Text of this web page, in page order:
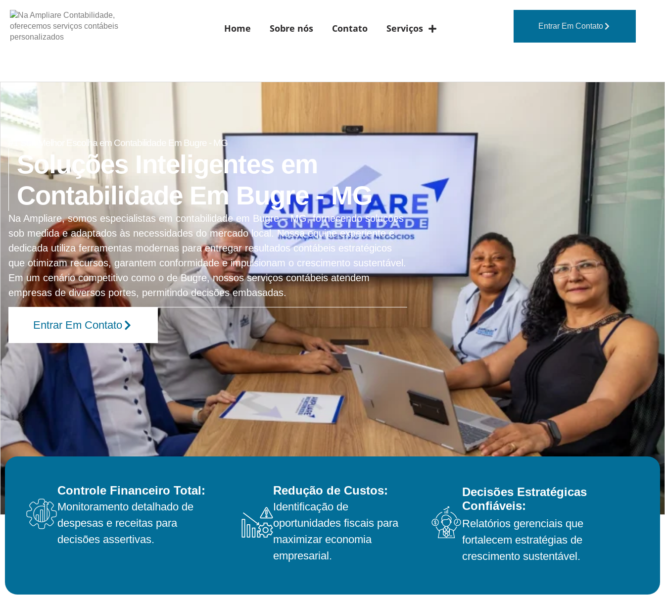
Home Sobre nós Contato Serviços Entrar Em Contato
#1 Sua Melhor Escolha em Contabilidade Em Bugre - MG
Soluções Inteligentes em
Contabilidade Em Bugre - MG
Na Ampliare, somos especialistas em contabilidade em Bugre – MG, fornecendo soluções
sob medida e adaptados às necessidades do mercado local. Nossa equipe experiente e
dedicada utiliza ferramentas modernas para entregar resultados contábeis estratégicos
que otimizam recursos, garantem conformidade e impulsionam o crescimento sustentável.
Em um cenário competitivo como o de Bugre, nossos serviços contábeis atendem
empresas de diversos portes, permitindo decisões embasadas.
Entrar Em Contato
Controle Financeiro Total:
Monitoramento detalhado de
despesas e receitas para
decisões assertivas.
Redução de Custos:
Identificação de
oportunidades fiscais para
maximizar economia
empresarial.
Decisões Estratégicas
Confiáveis:
Relatórios gerenciais que
fortalecem estratégias de
crescimento sustentável.